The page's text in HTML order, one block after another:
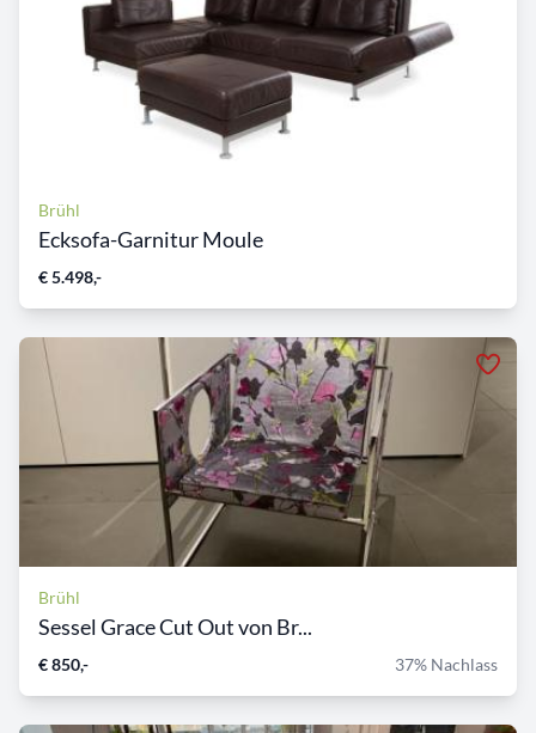
Brühl
Ecksofa-Garnitur Moule
€ 5.498,-
Brühl
Sessel Grace Cut Out von Br...
€ 850,- 37% Nachlass